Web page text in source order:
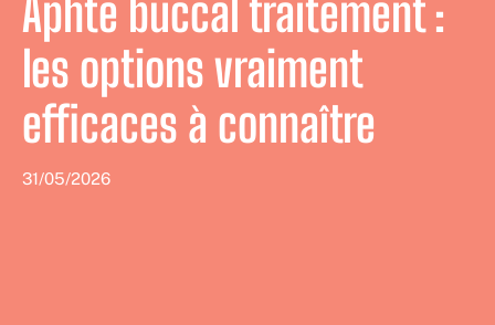
Aphte buccal traitement :
les options vraiment
efficaces à connaître
31/05/2026